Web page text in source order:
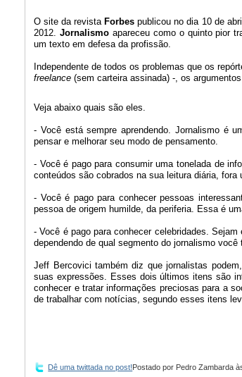
O site da revista Forbes publicou no dia 10 de
2012.Jornalismo apareceu como o quinto pior
um texto em defesa da profissão.
Independente de todos os problemas que os
freelance (sem carteira assinada) -, os
Veja abaixo quais são eles.
- Você está sempre aprendendo. Jornalismo é
pensar e melhorar seu modo de pensamento.
- Você é pago para consumir uma tonelada de
conteúdos são cobrados na sua leitura diária,
- Você é pago para conhecer pessoas
pessoa de origem humilde, da periferia. Essa é
- Você é pago para conhecer celebridades.
dependendo de qual segmento do jornalismo você
Jeff Bercovici também diz que jornalistas
suas expressões. Esses dois últimos itens são
conhecer e tratar informações preciosas para a
de trabalhar com notícias, segundo esses itens
Dê uma twittada no post!Postado por Pedro Zambarda